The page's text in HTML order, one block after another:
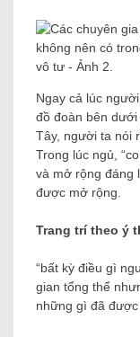
Ngay cả lúc
đồ đoàn bên
Tây, người ta nói
Trong lúc ngủ,
và mở rộng đáng
được mở rộng.
Trang trí theo ý
“bất kỳ điều gì
gian tổng thể
những gì đã